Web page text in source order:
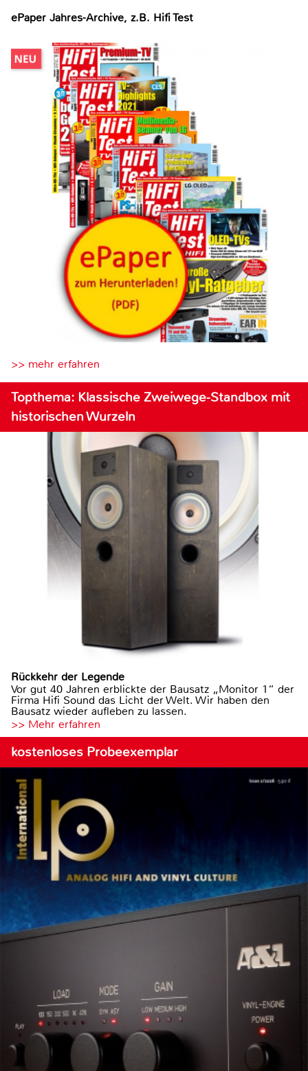
ePaper Jahres-Archive, z.B. Hifi Test
>> mehr erfahren
Topthema: Klassische Zweiwege-Standbox mit
historischen Wurzeln
Rückkehr der Legende
Vor gut 40 Jahren erblickte der Bausatz „Monitor 1“ der
Firma Hifi Sound das Licht der Welt. Wir haben den
Bausatz wieder aufleben zu lassen.
>> Mehr erfahren
kostenloses Probeexemplar